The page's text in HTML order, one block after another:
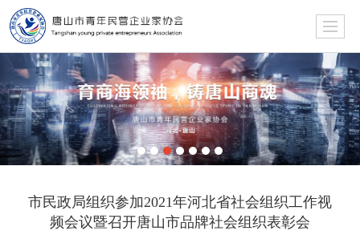
市民政局组织参加2021年河北省社会组织工作视
频会议暨召开唐山市品牌社会组织表彰会